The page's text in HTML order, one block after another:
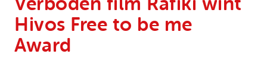
Hivos Free to be me
Award
Noodfonds voor activisten
Onze successen
Jaarverslag
Veelgestelde vragen